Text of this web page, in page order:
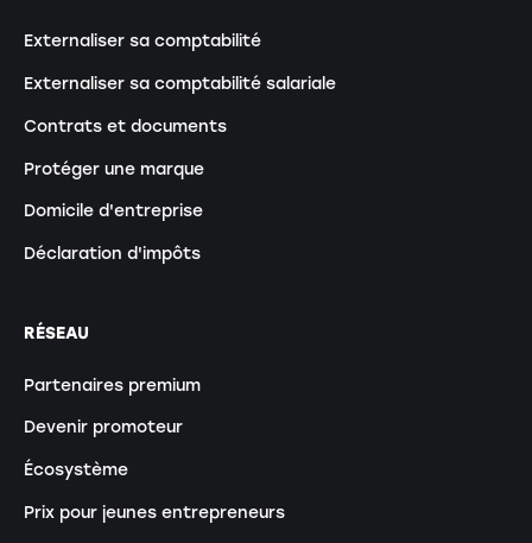
Externaliser sa comptabilité
Externaliser sa comptabilité salariale
Contrats et documents
Protéger une marque
Domicile d'entreprise
Déclaration d'impôts
RÉSEAU
Partenaires premium
Devenir promoteur
Écosystème
Prix pour jeunes entrepreneurs